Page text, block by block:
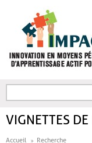
FORMULAIRE DE
VIGNETTES
Accueil Recherche